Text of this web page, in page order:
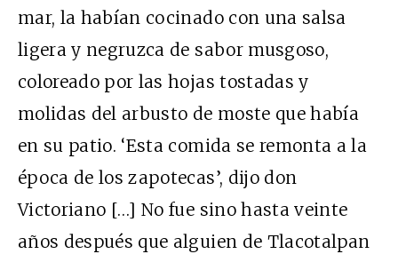
mar, la habían cocinado con una salsa
ligera y negruzca de sabor musgoso,
coloreado por las hojas tostadas y
molidas del arbusto de moste que había
en su patio. ‘Esta comida se remonta a la
época de los zapotecas’, dijo don
Victoriano […] No fue sino hasta veinte
años después que alguien de Tlacotalpan